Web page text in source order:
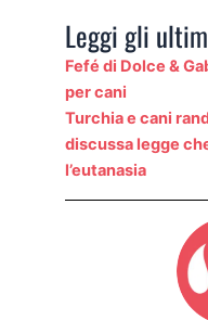
Leggi gli
Fefé di Dolce &
per cani
Turchia e cani
discussa legge
l’eutanasia